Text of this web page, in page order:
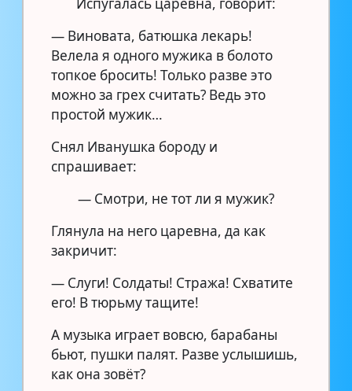
— Виновата, батюшка лекарь!
Велела я одного мужика в болото
топкое бросить! Только разве это
можно за грех считать? Ведь это
простой мужик…
Снял Иванушка бороду и
спрашивает:
— Смотри, не тот ли я мужик?
Глянула на него царевна, да как
закричит:
— Слуги! Солдаты! Стража! Схватите
его! В тюрьму тащите!
А музыка играет вовсю, барабаны
бьют, пушки палят. Разве услышишь,
как она зовёт?